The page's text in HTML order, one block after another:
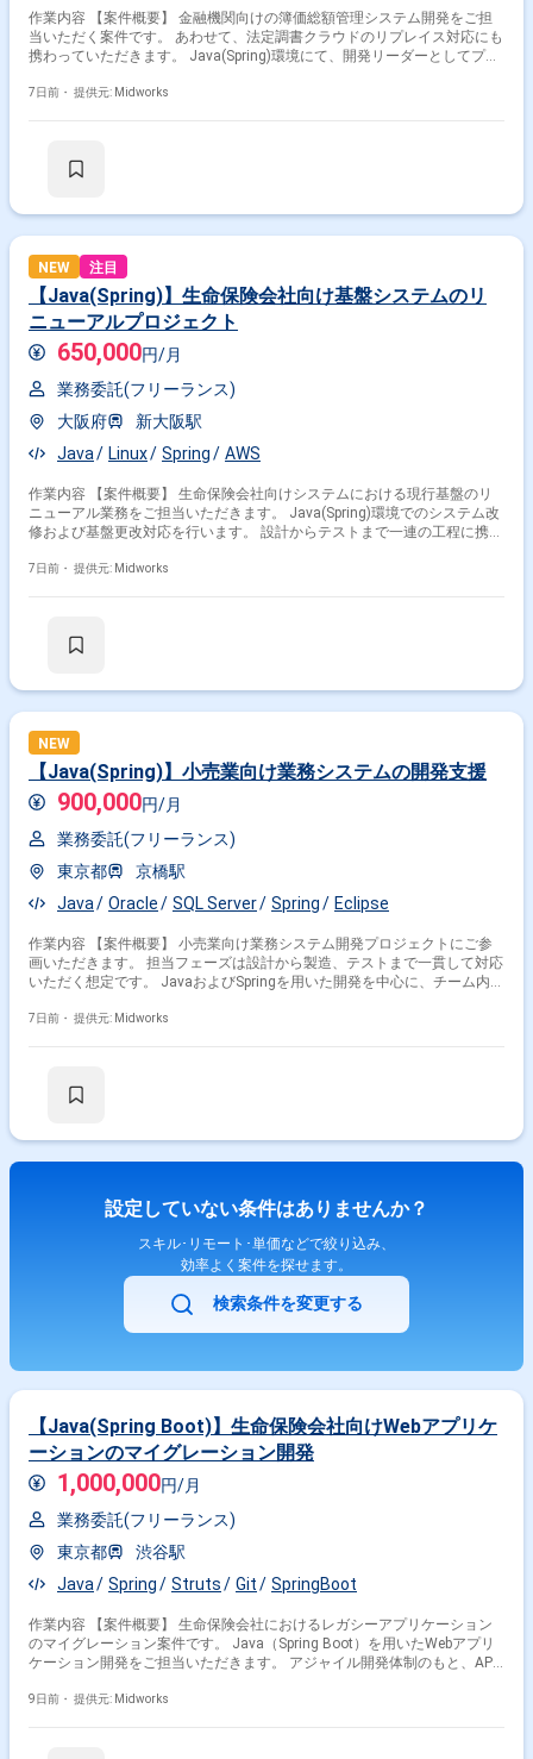
作業内容 【案件概要】 金融機関向けの簿価総額管理システム開発をご担
当いただく案件です。 あわせて、法定調書クラウドのリプレイス対応にも
携わっていただきます。 Java(Spring)環境にて、開発リーダーとしてプロ
発経験を活かしながら、上流工程から幅広く対応いただくポジションで
7日前・ 提供元: Midworks
NEW 注目
【Java(Spring)】生命保険会社向け基盤システムのリ
ニューアルプロジェクト
650,000円/月
業務委託(フリーランス)
大阪府
新大阪駅
Java
Linux Spring AWS
作業内容 【案件概要】 生命保険会社向けシステムにおける現行基盤のリ
ニューアル業務をご担当いただきます。 Java(Spring)環境でのシステム改
修および基盤更改対応を行います。 設計からテストまで一連の工程に携わ
ーアル対応を進めていただきます。 【作業内容】 ・基本設計および詳細
7日前・ 提供元: Midworks
NEW
【Java(Spring)】小売業向け業務システムの開発支援
900,000円/月
業務委託(フリーランス)
東京都
京橋駅
Java
Oracle SQL Server Spring Eclipse
作業内容 【案件概要】 小売業向け業務システム開発プロジェクトにご参
画いただきます。 担当フェーズは設計から製造、テストまで一貫して対応
いただく想定です。 JavaおよびSpringを用いた開発を中心に、チーム内で
ら、主体的に業務へ取り組める方を募集しています。 【作業内容】 ・
7日前・ 提供元: Midworks
設定していない条件はありませんか？
スキル･リモート･単価などで絞り込み、
効率よく案件を探せます。
検索条件を変更する
【Java(Spring Boot)】生命保険会社向けWebアプリケ
ーションのマイグレーション開発
1,000,000円/月
業務委託(フリーランス)
東京都
渋谷駅
Java
Spring Struts Git SpringBoot
作業内容 【案件概要】 生命保険会社におけるレガシーアプリケーション
のマイグレーション案件です。 Java（Spring Boot）を用いたWebアプリ
ケーション開発をご担当いただきます。 アジャイル開発体制のもと、API
計業務にも携わっていただきます。 【作業内容】 ・レガシーアプリケー
9日前・ 提供元: Midworks